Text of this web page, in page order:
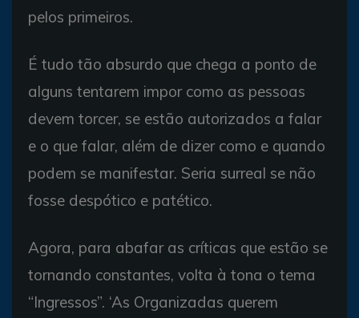
pelos primeiros.
É tudo tão absurdo que chega a ponto de
alguns tentarem impor como as pessoas
devem torcer, se estão autorizados a falar
e o que falar, além de dizer como e quando
podem se manifestar. Seria surreal se não
fosse despótico e patético.
Agora, para abafar as críticas que estão se
tornando constantes, volta à tona o tema
“Ingressos”. ‘As Organizadas querem